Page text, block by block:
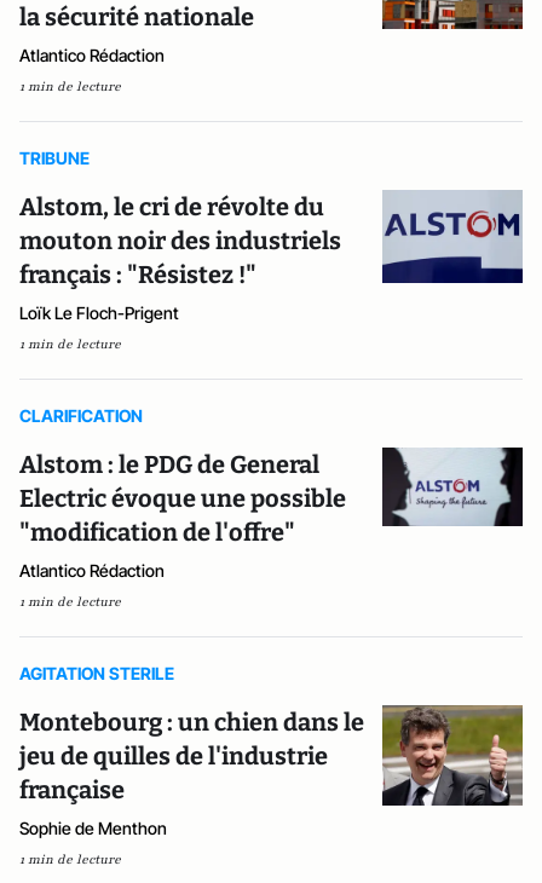
la sécurité nationale
Atlantico Rédaction
1 min de lecture
TRIBUNE
Alstom, le cri de révolte du
mouton noir des industriels
français : "Résistez !"
Loïk Le Floch-Prigent
1 min de lecture
CLARIFICATION
Alstom : le PDG de General
Electric évoque une possible
"modification de l'offre"
Atlantico Rédaction
1 min de lecture
AGITATION STERILE
Montebourg : un chien dans le
jeu de quilles de l'industrie
française
Sophie de Menthon
1 min de lecture